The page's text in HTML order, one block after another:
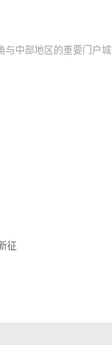
中部地区的重要门户
征